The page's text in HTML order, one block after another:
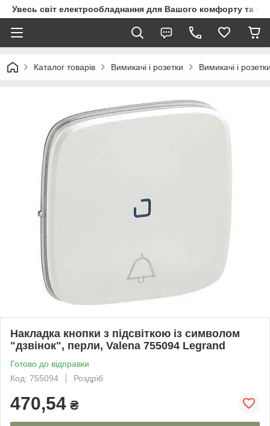
Увесь світ електрообладнання для Вашого комфорту та
Каталог товарів Вимикачі і розетки Вимикачі і
Накладка кнопки з підсвіткою із символом
"дзвінок", перли, Valena 755094 Legrand
Готово до відправки
Код: 755094
Роздріб
470,54 ₴